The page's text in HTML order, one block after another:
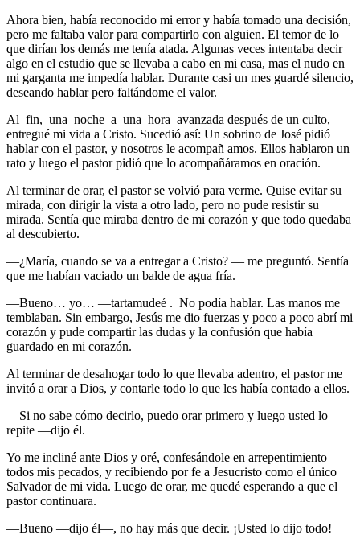
Ahora bien, había reconocido mi error y había tomado una decisión,
pero me faltaba valor para compartirlo con alguien. El temor de lo
que dirían los demás me tenía atada. Algunas veces intentaba decir
algo en el estudio que se llevaba a cabo en mi casa, mas el nudo en
mi garganta me impedía hablar. Durante casi un mes guardé silencio,
deseando hablar pero faltándome el valor.
Al fin, una noche a una hora avanzada después de un culto,
entregué mi vida a Cristo. Sucedió así: Un sobrino de José pidió
hablar con el pastor, y nosotros le acompañ amos. Ellos hablaron un
rato y luego el pastor pidió que lo acompañáramos en oración.
Al terminar de orar, el pastor se volvió para verme. Quise evitar su
mirada, con dirigir la vista a otro lado, pero no pude resistir su
mirada. Sentía que miraba dentro de mi corazón y que todo quedaba
al descubierto.
—¿María, cuando se va a entregar a Cristo? — me preguntó. Sentía
que me habían vaciado un balde de agua fría.
—Bueno… yo… —tartamudeé . No podía hablar. Las manos me
temblaban. Sin embargo, Jesús me dio fuerzas y poco a poco abrí mi
corazón y pude compartir las dudas y la confusión que había
guardado en mi corazón.
Al terminar de desahogar todo lo que llevaba adentro, el pastor me
invitó a orar a Dios, y contarle todo lo que les había contado a ellos.
—Si no sabe cómo decirlo, puedo orar primero y luego usted lo
repite —dijo él.
Yo me incliné ante Dios y oré, confesándole en arrepentimiento
todos mis pecados, y recibiendo por fe a Jesucristo como el único
Salvador de mi vida. Luego de orar, me quedé esperando a que el
pastor continuara.
—Bueno —dijo él—, no hay más que decir. ¡Usted lo dijo todo!